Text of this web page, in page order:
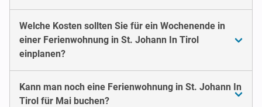
Welche Kosten sollten Sie für ein Wochenende in
einer Ferienwohnung in St. Johann In Tirol
einplanen?
Kann man noch eine Ferienwohnung in St. Johann In
Tirol für Mai buchen?